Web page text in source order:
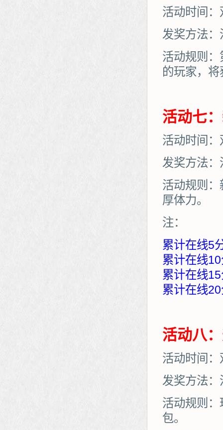
活动时间
发奖方法
活动规则
的玩家，
活动七
活动时间
发奖方法
活动规则
厚体力。
注：
累计在线5
累计在线
累计在线
累计在线
活动八
活动时间
发奖方法
活动规则
包。